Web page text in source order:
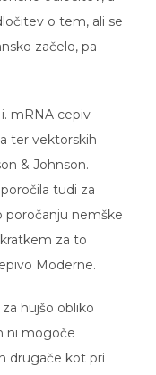
o tem, ali se
začelo, pa
ter vektorskih
& Johnson.
tudi za
poročanju nemške
za to
Moderne.
ni mogoče
drugače kot pri
med